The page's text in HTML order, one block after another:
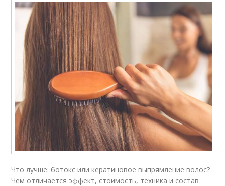
Что лучше: ботокс или кератиновое выпрямление волос?
Чем отличается эффект, стоимость, техника и состав